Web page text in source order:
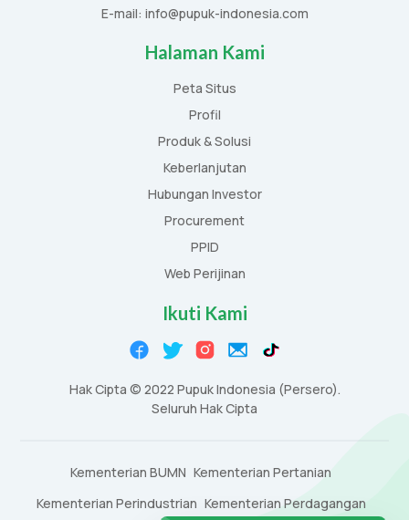
E-mail: info@pupuk-indonesia.com
Halaman Kami
Peta Situs
Profil
Produk & Solusi
Keberlanjutan
Hubungan Investor
Procurement
PPID
Web Perijinan
Ikuti Kami
Hak Cipta © 2022 Pupuk Indonesia (Persero).
Seluruh Hak Cipta
Kementerian BUMN Kementerian Pertanian
Kementerian Perindustrian Kementerian Perdagangan